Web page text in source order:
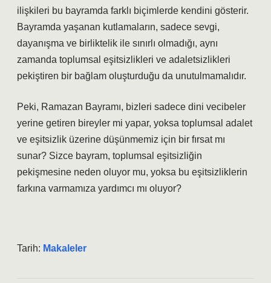
ilişkileri bu bayramda farklı biçimlerde kendini gösterir.
Bayramda yaşanan kutlamaların, sadece sevgi,
dayanışma ve birliktelik ile sınırlı olmadığı, aynı
zamanda toplumsal eşitsizlikleri ve adaletsizlikleri
pekiştiren bir bağlam oluşturduğu da unutulmamalıdır.
Peki, Ramazan Bayramı, bizleri sadece dini vecibeler
yerine getiren bireyler mi yapar, yoksa toplumsal adalet
ve eşitsizlik üzerine düşünmemiz için bir fırsat mı
sunar? Sizce bayram, toplumsal eşitsizliğin
pekişmesine neden oluyor mu, yoksa bu eşitsizliklerin
farkına varmamıza yardımcı mı oluyor?
Tarih: Makaleler